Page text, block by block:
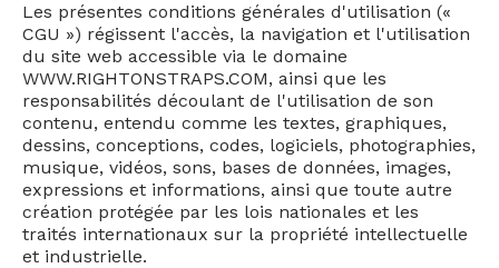
Les présentes conditions générales d'utilisation («
CGU ») régissent l'accès, la navigation et l'utilisation
du site web accessible via le domaine
WWW.RIGHTONSTRAPS.COM, ainsi que les
responsabilités découlant de l'utilisation de son
contenu, entendu comme les textes, graphiques,
dessins, conceptions, codes, logiciels, photographies,
musique, vidéos, sons, bases de données, images,
expressions et informations, ainsi que toute autre
création protégée par les lois nationales et les
traités internationaux sur la propriété intellectuelle
et industrielle.